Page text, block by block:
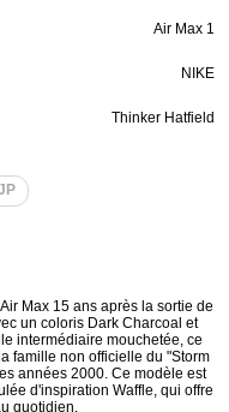
Air Max 1
NIKE
Thinker Hatfield
Max 15 ans après la sortie de
un coloris Dark Charcoal et
intermédiaire mouchetée, ce
famille non officielle du "Storm
années 2000. Ce modèle est
d'inspiration Waffle, qui offre
quotidien.